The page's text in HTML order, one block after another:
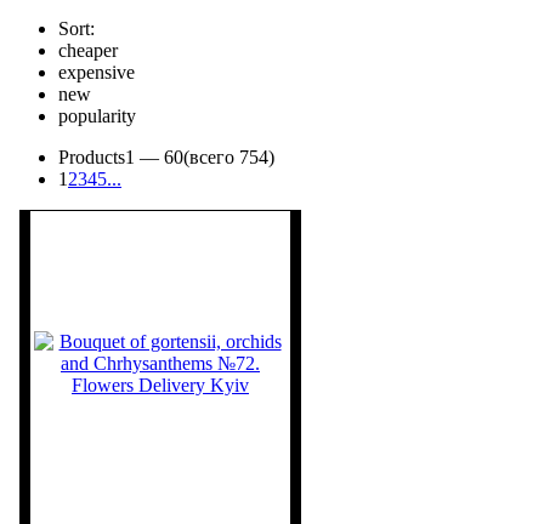
Sort:
cheaper
expensive
new
popularity
Products1 — 60(всего 754)
1 2345...